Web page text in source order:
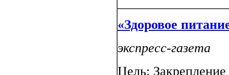
«Здоровое
экспресс-газета
Цель: Закрепление